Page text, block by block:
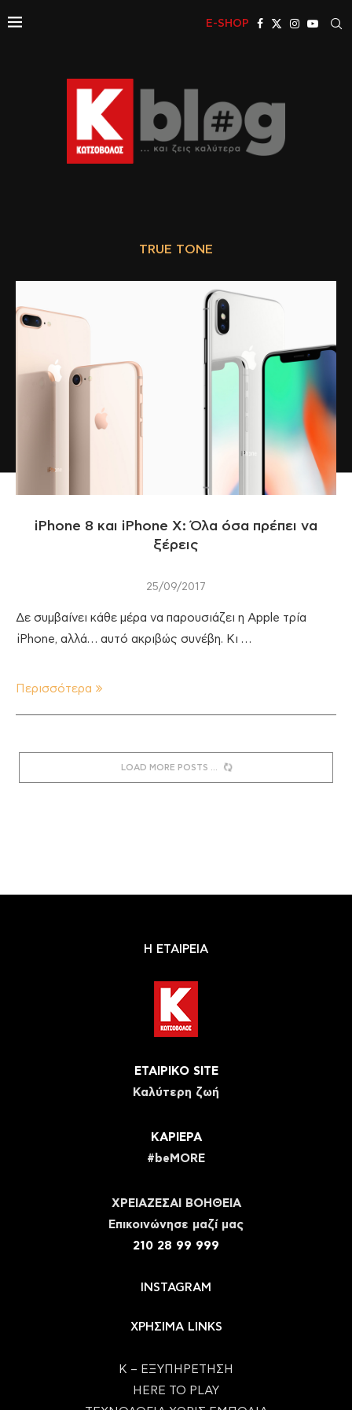
E-SHOP
TRUE TONE
iPhone 8 και iPhone X: Όλα όσα πρέπει να
ξέρεις
25/09/2017
Δε συμβαίνει κάθε μέρα να παρουσιάζει η Apple τρία
iPhone, αλλά… αυτό ακριβώς συνέβη. Κι …
Περισσότερα
LOAD MORE POSTS
Η ΕΤΑΙΡΕΙΑ
ΕΤΑΙΡΙΚΟ SITE
Καλύτερη ζωή
ΚΑΡΙΕΡΑ
#beMORE
ΧΡΕΙΑΖΕΣΑΙ ΒΟΗΘΕΙΑ
Eπικοινώνησε μαζί μας
210 28 99 999
INSTAGRAM
ΧΡΗΣΙΜΑ LINKS
Κ – ΕΞΥΠΗΡΕΤΗΣΗ
HERE TO PLAY